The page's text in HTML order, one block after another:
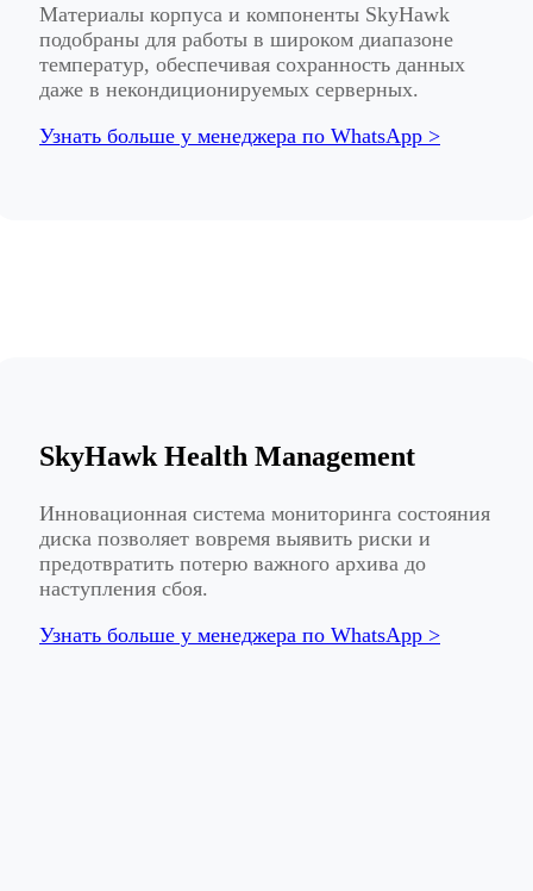
Материалы корпуса и компоненты SkyHawk
подобраны для работы в широком диапазоне
температур, обеспечивая сохранность данных
даже в некондиционируемых серверных.
Узнать больше у менеджера по WhatsApp >
SkyHawk Health Management
Инновационная система мониторинга состояния
диска позволяет вовремя выявить риски и
предотвратить потерю важного архива до
наступления сбоя.
Узнать больше у менеджера по WhatsApp >